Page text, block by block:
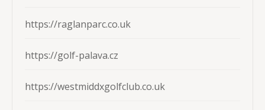
https://raglanparc.co.uk
https://golf-palava.cz
https://westmiddxgolfclub.co.uk